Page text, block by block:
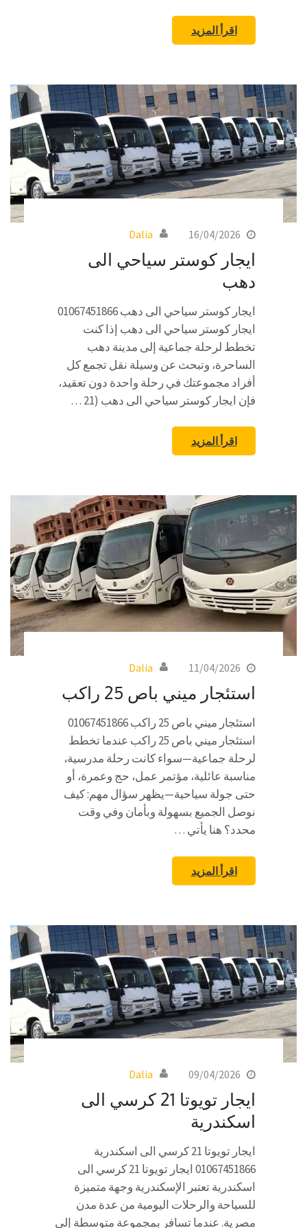
اقرأ المزيد
16/04/2026
Dalia
ايجار كوستر سياحي الى
دهب
ايجار كوستر سياحي الى دهب 01067451866
ايجار كوستر سياحي الى دهب إذا كنت
تخطط لرحلة جماعية إلى مدينة دهب
الساحرة، وتبحث عن وسيلة نقل تجمع كل
أفراد مجموعتك في رحلة واحدة دون تعقيد،
فإن ايجار كوستر سياحي الى دهب (21 …
اقرأ المزيد
11/04/2026
Dalia
استئجار ميني باص 25 راكب
استئجار ميني باص 25 راكب 01067451866
استئجار ميني باص 25 راكب عندما تخطط
لرحلة جماعية—سواء كانت رحلة مدرسية،
مناسبة عائلية، مؤتمر عمل، حج وعمرة، أو
حتى جولة سياحية—يظهر سؤال مهم: كيف
نوصل الجميع بسهولة وبأمان وفي وقت
محدد؟ هنا يأتي …
اقرأ المزيد
09/04/2026
Dalia
ايجار تويوتا 21 كرسي الى
اسكندرية
ايجار تويوتا 21 كرسي الى اسكندرية
01067451866 ايجار تويوتا 21 كرسي الى
اسكندرية تعتبر الإسكندرية وجهة متميزة
للسياحة والرحلات اليومية من عدة مدن
مصرية. عندما تسافر بمجموعة متوسطة إلى